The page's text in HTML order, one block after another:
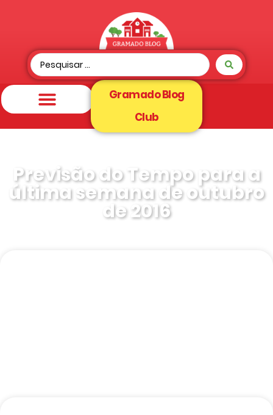
Gramado Blog
Club
Previsão do Tempo para a
última semana de outubro
de 2016